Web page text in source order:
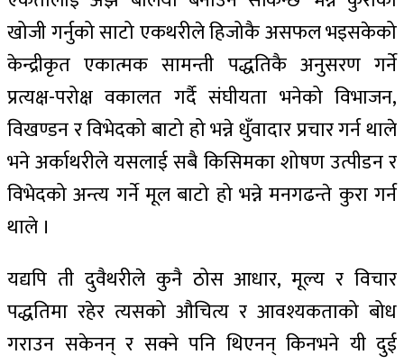
खोजी गर्नुको साटो एकथरीले हिजोकै असफल भइसकेको
केन्द्रीकृत एकात्मक सामन्ती पद्धतिकै अनुसरण गर्ने
प्रत्यक्ष-परोक्ष वकालत गर्दै संघीयता भनेको विभाजन,
विखण्डन र विभेदको बाटो हो भन्ने धुँवादार प्रचार गर्न थाले
भने अर्काथरीले यसलाई सबै किसिमका शोषण उत्पीडन र
विभेदको अन्त्य गर्ने मूल बाटो हो भन्ने मनगढन्ते कुरा गर्न
थाले ।
यद्यपि ती दुवैथरीले कुनै ठोस आधार, मूल्य र विचार
पद्धतिमा रहेर त्यसको औचित्य र आवश्यकताको बोध
गराउन सकेनन् र सक्ने पनि थिएनन् किनभने यी दुई